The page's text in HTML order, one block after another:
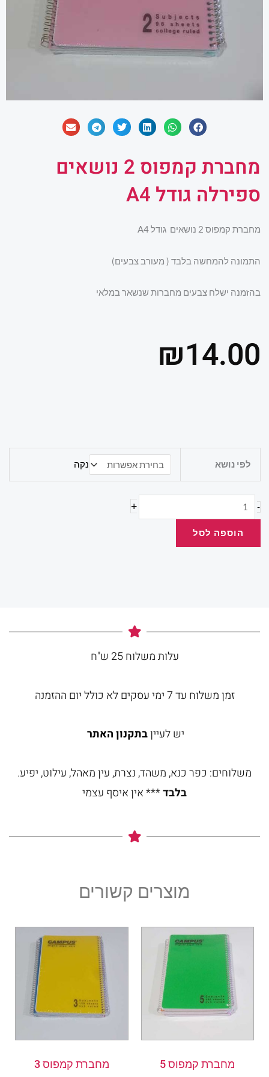
מחברת קמפוס 2 נושאים
ספירלה גודל A4
מחברת קמפוס 2 נושאים גודל A4
התמונה להמחשה בלבד ( מעורב צבעים)
בהזמנה ישלח צבעים מחברות שנשאר במלאי
₪14.00
לפי נושא נקה
-
קמפוס
2
נושאים
+
הוספה לסל
עלות משלוח 25 ש"ח
זמן משלוח עד 7 ימי עסקים לא כולל יום ההזמנה
יש לעייןבתקנון האתר
משלוחים: כפר כנא, משהד, נצרת, עין מאהל, עילוט, יפיע.
בלבד*** אין איסף עצמי
מוצרים קשורים
מחברת קמפוס 5
למוצר
סוגים.
ניתן
האפשרויות
מחברת קמפוס 3
למוצר
סוגים.
ניתן
האפשרויות